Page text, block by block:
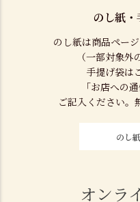
のし紙
のし紙は商品ペー
（一部対象外
手提げ袋は
「お店への
ご記入ください。
のし
オンラ